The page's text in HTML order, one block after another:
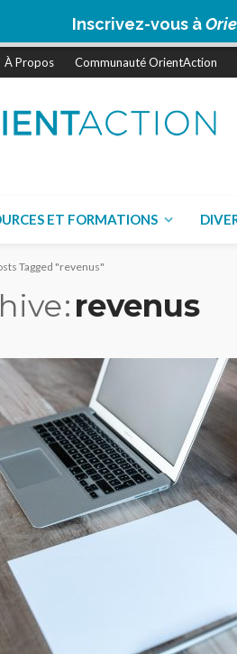
Inscrivez-vous à
À Propos Communauté OrientAction
ET FORMATIONS
Tagged "revenus"
revenus